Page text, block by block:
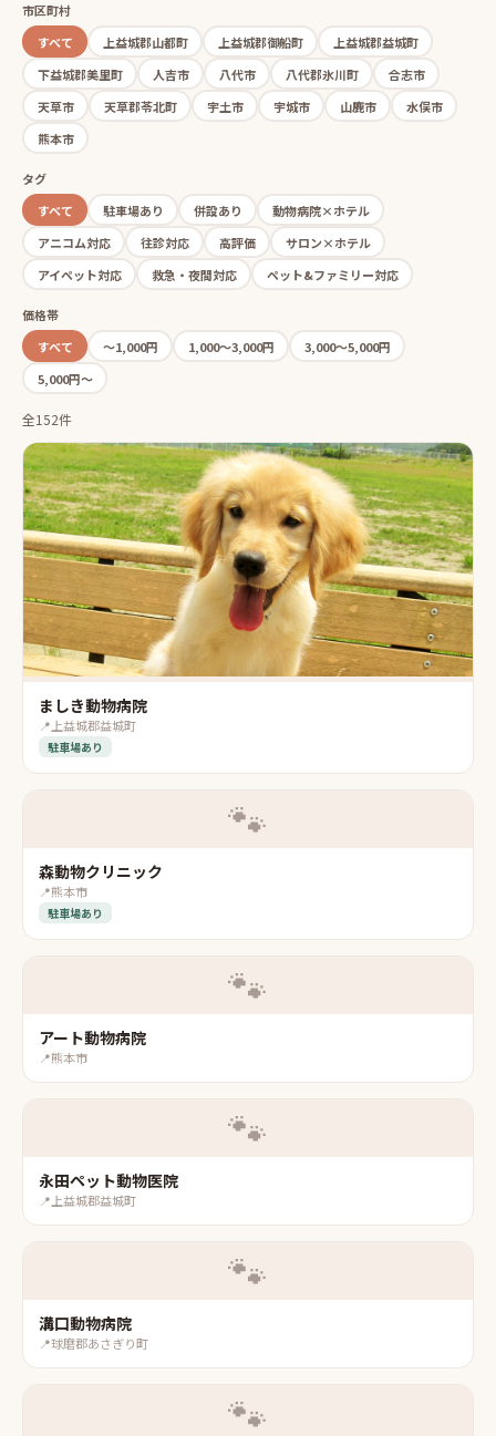
市区町村
すべて
上益城郡山都町 上益城郡御船町
上益城郡益城町
下益城郡美里町
人吉市 八代市 八代郡氷川町
合志市
天草市
天草郡苓北町 宇土市 宇城市 山鹿市
水俣市
熊本市
タグ
すべて
駐車場あり 併設あり
動物病院×ホテル
アニコム対応
往診対応 高評価
サロン×ホテル
アイペット対応
救急・夜間対応 ペット&ファミリー対応
価格帯
すべて
〜1,000円 1,000〜3,000円
3,000〜5,000円
5,000円〜
全152件
ましき動物病院
📍上益城郡益城町
駐車場あり
🐾
森動物クリニック
📍熊本市
駐車場あり
🐾
アート動物病院
📍熊本市
🐾
永田ペット動物医院
📍上益城郡益城町
🐾
溝口動物病院
📍球磨郡あさぎり町
🐾